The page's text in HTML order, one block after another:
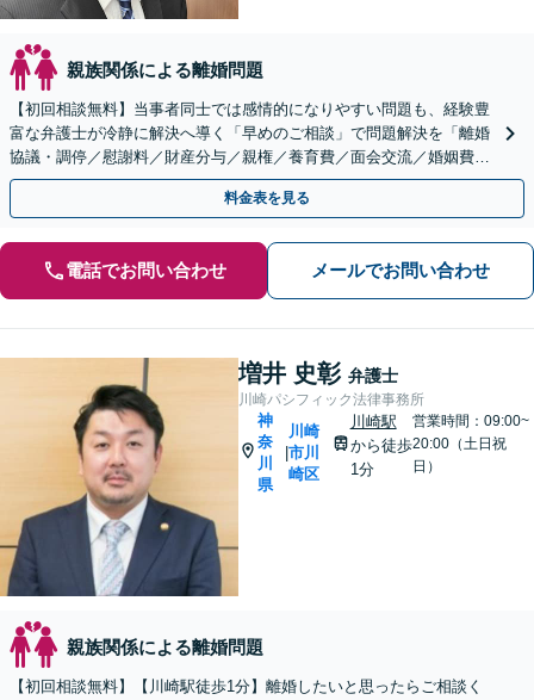
親族関係による離婚問題
【初回相談無料】当事者同士では感情的になりやすい問題も、経験豊
富な弁護士が冷静に解決へ導く「早めのご相談」で問題解決を「離婚
協議・調停／慰謝料／財産分与／親権／養育費／面会交流／婚姻費用
／年金分割など幅広く対応」【休日・夜間相談可】
料金表を見る
電話でお問い合わせ メールでお問い合わせ
増井 史彰 弁護士
川崎パシフィック法律事務所
神
奈
川
県
|
川崎
市川
崎区
川崎駅
から徒歩
1分
営業時間：09:00~
20:00（土日祝
日）
親族関係による離婚問題
【初回相談無料】【川崎駅徒歩1分】離婚したいと思ったらご相談く